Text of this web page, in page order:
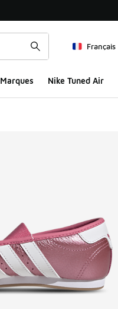
Français
Marques Nike Tuned Air